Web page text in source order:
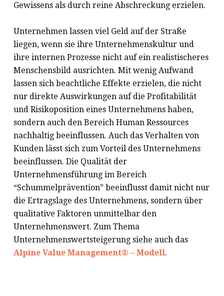
Gewissens als durch reine Abschreckung erzielen.
Unternehmen lassen viel Geld auf der Straße
liegen, wenn sie ihre Unternehmenskultur und
ihre internen Prozesse nicht auf ein realistischeres
Menschensbild ausrichten. Mit wenig Aufwand
lassen sich beachtliche Effekte erzielen, die nicht
nur direkte Auswirkungen auf die Profitabilität
und Risikoposition eines Unternehmens haben,
sondern auch den Bereich Human Ressources
nachhaltig beeinflussen. Auch das Verhalten von
Kunden lässt sich zum Vorteil des Unternehmens
beeinflussen. Die Qualität der
Unternehmensführung im Bereich
“Schummelprävention” beeinflusst damit nicht nur
die Ertragslage des Unternehmens, sondern über
qualitative Faktoren unmittelbar den
Unternehmenswert. Zum Thema
Unternehmenswertsteigerung siehe auch das
Alpine Value Management® – Modell.